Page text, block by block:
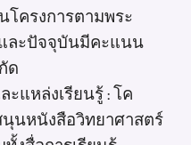
โครงการตามพระ
ละปัจจุบันมีคะแนน
ด
แหล่งเรียนรู้ : โค
นหนังสือวิทยาศาสตร์